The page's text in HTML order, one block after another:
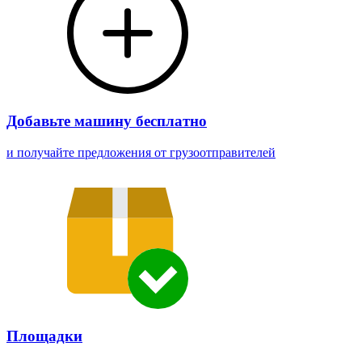
Добавьте машину бесплатно
и получайте предложения от грузоотправителей
Площадки